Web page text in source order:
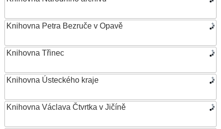
Knihovna Petra Bezruče v Opavě
Knihovna Třinec
Knihovna Ústeckého kraje
Knihovna Václava Čtvrtka v Jičíně